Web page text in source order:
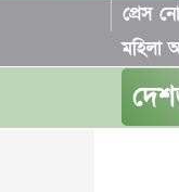
প্রেস
মহিলা